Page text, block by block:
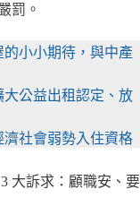
罰。
的小小期待，與中產
公益出租認定、放
社會弱勢入住資格
大訴求：顧職安、要